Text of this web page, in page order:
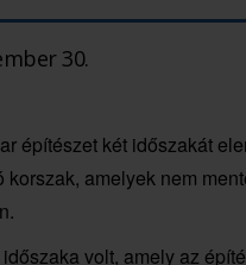
30.
építészet két időszakát
amelyek nem
volt, amely az